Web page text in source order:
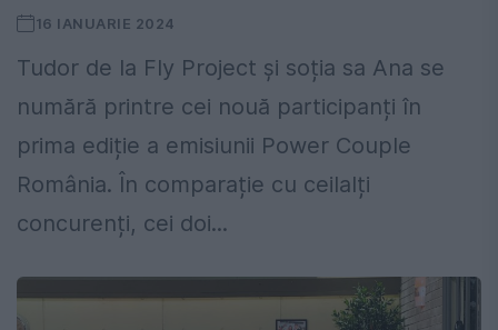
16 IANUARIE 2024
Tudor de la Fly Project și soția sa Ana se
numără printre cei nouă participanți în
prima ediție a emisiunii Power Couple
România. În comparație cu ceilalți
concurenți, cei doi...